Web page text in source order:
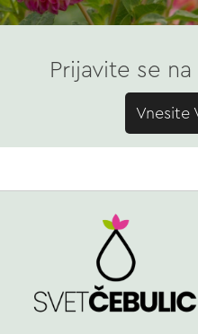
Prijavite se
Vnesite